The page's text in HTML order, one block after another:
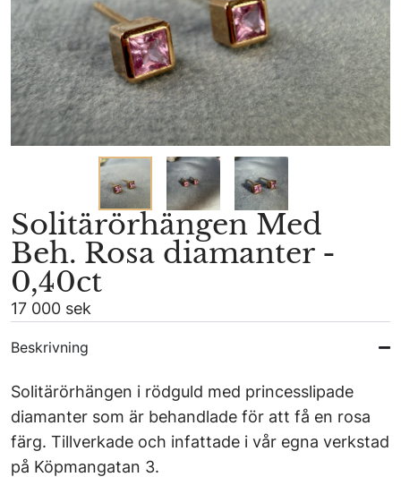
Solitärörhängen Med
Beh. Rosa diamanter -
0,40ct
17 000 sek
Beskrivning
Solitärörhängen i rödguld med princesslipade
diamanter som är behandlade för att få en rosa
färg. Tillverkade och infattade i vår egna verkstad
på Köpmangatan 3.